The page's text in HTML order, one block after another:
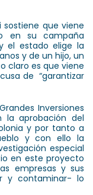
que viene
en su campaña
el estado elige la
y de un hijo, un
claro es que viene
de “garantizar
Inversiones
la aprobación del
y por tanto a
y con ello la
especial
en este proyecto
empresas y sus
y contaminar- lo